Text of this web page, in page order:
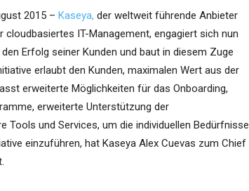
2015 – Kaseya, der weltweit führende Anbieter
IT-Management, engagiert sich nun
Erfolg seiner Kunden und baut in diesem Zuge
erlaubt den Kunden, maximalen Wert aus der
erweiterte Möglichkeiten für das Onboarding,
erweiterte Unterstützung der
Tools und Services, um die individuellen Bedürfnisse
einzuführen, hat Kaseya Alex Cuevas zum Chief